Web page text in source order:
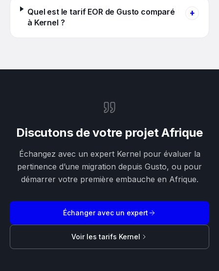
Quel est le tarif EOR de Gusto comparé
à Kernel ?
+
Discutons de votre projet Afrique
Échangez avec un expert Kernel pour évaluer la
pertinence d’une migration depuis Gusto, ou pour
démarrer votre première embauche en Afrique.
Échanger avec un expert
Voir les tarifs Kernel